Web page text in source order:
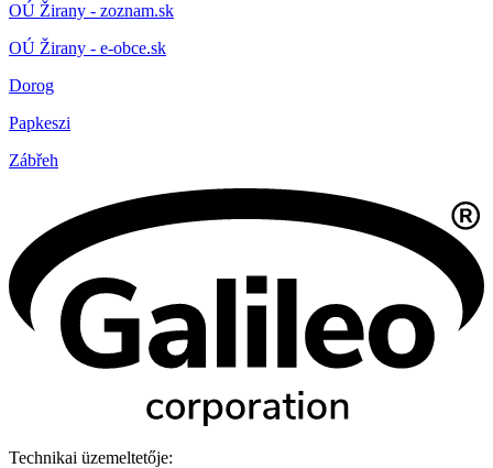
OÚ Žirany - zoznam.sk
OÚ Žirany - e-obce.sk
Dorog
Papkeszi
Zábřeh
Technikai üzemeltetője: